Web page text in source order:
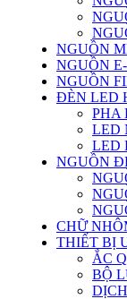
NGUỒN
NGUỒN
NGUỒN
ĐÈN LED
PHA
LED
LED
NGUỒN
CHỮ
THIẾT BỊ
ẮC
BỘ